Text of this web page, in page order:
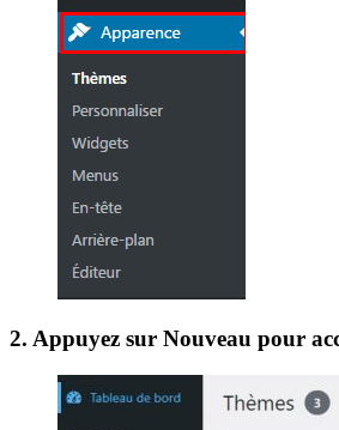
2. Appuyez sur Nouveau pour